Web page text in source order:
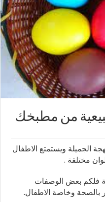
من مطبخك
الجميلة ويستمتع الاطفال
مختلفة .
فلكم بعض الوصفات
بالصحة وخاصة الاطفال.